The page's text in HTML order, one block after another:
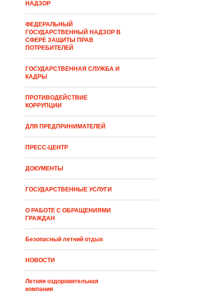
НАДЗОР
ФЕДЕРАЛЬНЫЙ
ГОСУДАРСТВЕННЫЙ НАДЗОР В
СФЕРЕ ЗАЩИТЫ ПРАВ
ПОТРЕБИТЕЛЕЙ
ГОСУДАРСТВЕННАЯ СЛУЖБА И
КАДРЫ
ПРОТИВОДЕЙСТВИЕ
КОРРУПЦИИ
ДЛЯ ПРЕДПРИНИМАТЕЛЕЙ
ПРЕСС-ЦЕНТР
ДОКУМЕНТЫ
ГОСУДАРСТВЕННЫЕ УСЛУГИ
О РАБОТЕ С ОБРАЩЕНИЯМИ
ГРАЖДАН
Безопасный летний отдых
НОВОСТИ
Летняя оздоровительная
компания